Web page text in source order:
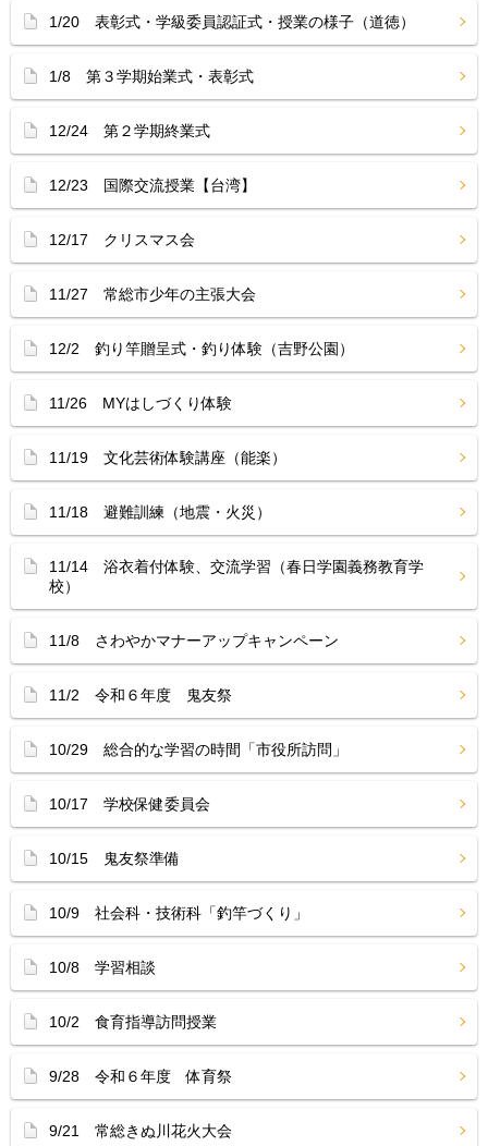
1/20 表彰式・学級委員認証式・授業の様子（道徳）
1/8 第３学期始業式・表彰式
12/24 第２学期終業式
12/23 国際交流授業【台湾】
12/17 クリスマス会
11/27 常総市少年の主張大会
12/2 釣り竿贈呈式・釣り体験（吉野公園）
11/26 MYはしづくり体験
11/19 文化芸術体験講座（能楽）
11/18 避難訓練（地震・火災）
11/14 浴衣着付体験、交流学習（春日学園義務教育学
校）
11/8 さわやかマナーアップキャンペーン
11/2 令和６年度 鬼友祭
10/29 総合的な学習の時間「市役所訪問」
10/17 学校保健委員会
10/15 鬼友祭準備
10/9 社会科・技術科「釣竿づくり」
10/8 学習相談
10/2 食育指導訪問授業
9/28 令和６年度 体育祭
9/21 常総きぬ川花火大会